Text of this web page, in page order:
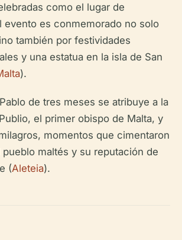
como el lugar de
evento es conmemorado no solo
también por festividades
y una estatua en la isla de San
).
de tres meses se atribuye a la
el primer obispo de Malta, y
momentos que cimentaron
maltés y su reputación de
(Aleteia).